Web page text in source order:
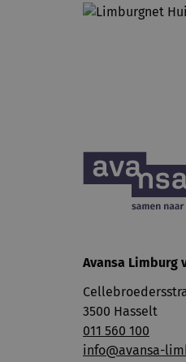
Avansa Limburg
3500 Hasselt
011 560 100
info@avansa-